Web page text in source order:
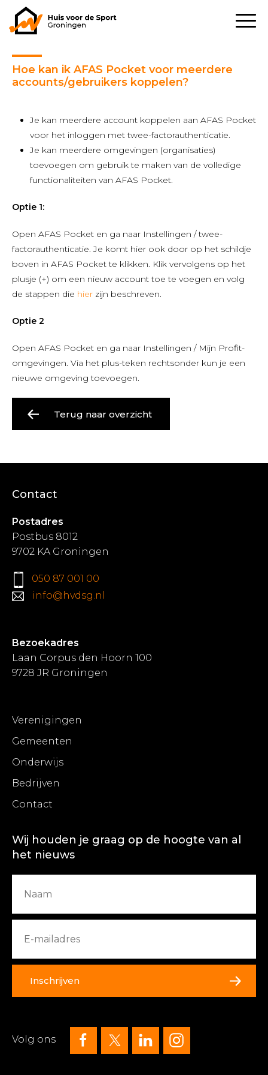
Hoe kan ik AFAS Pocket voor meerdere
accounts/gebruikers koppelen?
Je kan meerdere account koppelen aan AFAS Pocket
voor het inloggen met twee-factorauthenticatie.
Je kan meerdere omgevingen (organisaties)
toevoegen om gebruik te maken van de volledige
functionaliteiten van AFAS Pocket.
Optie 1:
Open AFAS Pocket en ga naar Instellingen / twee-
factorauthenticatie. Je komt hier ook door op het schildje
boven in AFAS Pocket te klikken. Klik vervolgens op het
plusje (+) om een nieuw account toe te voegen en volg
de stappen die hier zijn beschreven.
Optie 2
Open AFAS Pocket en ga naar Instellingen / Mijn Profit-
omgevingen. Via het plus-teken rechtsonder kun je een
nieuwe omgeving toevoegen.
Terug naar overzicht
Contact
Postadres
Postbus 8012
9702 KA Groningen
050 87 001 00
info@hvdsg.nl
Bezoekadres
Laan Corpus den Hoorn 100
9728 JR Groningen
Verenigingen
Gemeenten
Onderwijs
Bedrijven
Contact
Wij houden je graag op de hoogte van al
het nieuws
Inschrijven
Volg ons